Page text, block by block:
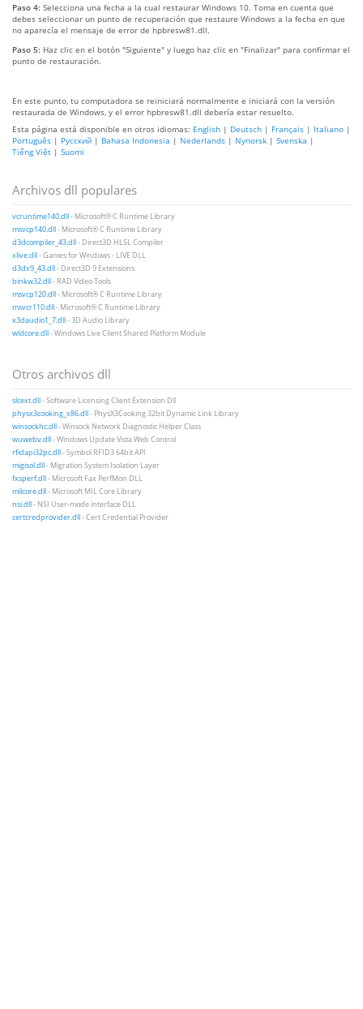
Paso 4: Selecciona una fecha a la cual restaurar Windows 10. Toma en cuenta que
debes seleccionar un punto de recuperación que restaure Windows a la fecha en que
no aparecía el mensaje de error de hpbresw81.dll.
Paso 5: Haz clic en el botón "Siguiente" y luego haz clic en "Finalizar" para confirmar el
punto de restauración.
En este punto, tu computadora se reiniciará normalmente e iniciará con la versión
restaurada de Windows, y el error hpbresw81.dll debería estar resuelto.
Esta página está disponible en otros idiomas: English | Deutsch | Français | Italiano |
Português | Русский | Bahasa Indonesia | Nederlands | Nynorsk | Svenska |
Tiếng Việt | Suomi
Archivos dll populares
vcruntime140.dll- Microsoft® C Runtime Library
msvcp140.dll- Microsoft® C Runtime Library
d3dcompiler_43.dll- Direct3D HLSL Compiler
xlive.dll- Games for Windows - LIVE DLL
d3dx9_43.dll- Direct3D 9 Extensions
binkw32.dll- RAD Video Tools
msvcp120.dll- Microsoft® C Runtime Library
msvcr110.dll- Microsoft® C Runtime Library
x3daudio1_7.dll- 3D Audio Library
wldcore.dll- Windows Live Client Shared Platform Module
Otros archivos dll
slcext.dll- Software Licensing Client Extension Dll
physx3cooking_x86.dll- PhysX3Cooking 32bit Dynamic Link Library
winsockhc.dll- Winsock Network Diagnostic Helper Class
wuwebv.dll- Windows Update Vista Web Control
rfidapi32pc.dll- Symbol RFID3 64bit API
migisol.dll- Migration System Isolation Layer
fxsperf.dll- Microsoft Fax PerfMon DLL
milcore.dll- Microsoft MIL Core Library
nsi.dll- NSI User-mode interface DLL
certcredprovider.dll- Cert Credential Provider